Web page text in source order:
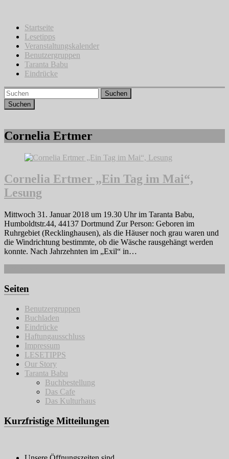
springenStartseite
Lesetipps
Veranstaltungskalender
Benutzergruppen
Taranta Babu
Eindrücke
Suchen
Cornelia Ertmer
Cornelia Ertmer „Ein Tag im Mai“,
Lesung
Mittwoch 31. Januar 2018 um 19.30 Uhr im Taranta Babu,
Humboldtstr.44, 44137 Dortmund Zur Person: Geboren im
Ruhrgebiet (Recklinghausen), als die Häuser noch grau waren und
die Windrichtung bestimmte, ob die Wäsche rausgehängt werden
konnte. Nach Jahrzehnten im „Exil“ in…
Seiten
Benutzergruppen
Buchladen
Eindrücke
Haftungausschluss
Impressum
LESETIPPS
Our Story
Taranta Babu
Buchbestellung
Das Cafe
Das Kulturhaus
Kurzfristige Mitteilungen